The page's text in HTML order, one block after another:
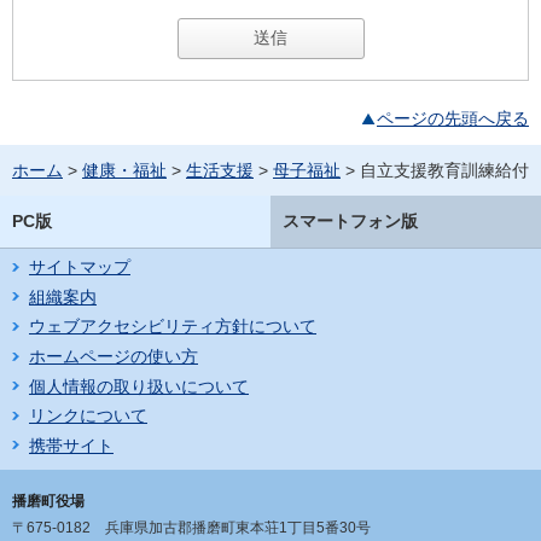
ページの先頭へ戻る
ホーム > 健康・福祉 > 生活支援 > 母子福祉 > 自立支援教育訓練給付
PC版 スマートフォン版
サイトマップ
組織案内
ウェブアクセシビリティ方針について
ホームページの使い方
個人情報の取り扱いについて
リンクについて
携帯サイト
播磨町役場
〒675-0182 兵庫県加古郡播磨町東本荘1丁目5番30号